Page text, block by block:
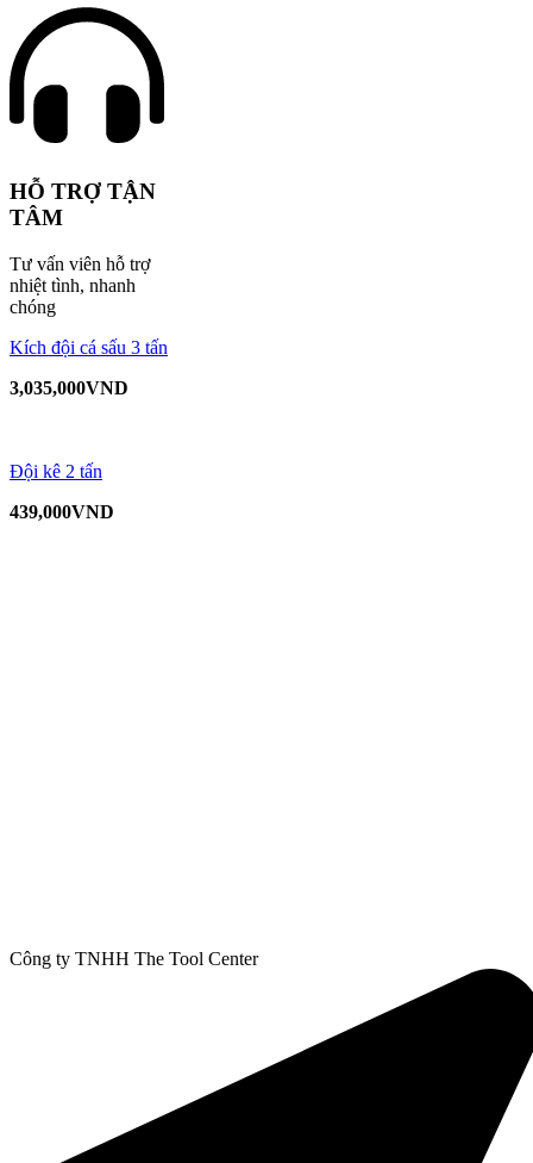
HỖ TRỢ TẬN
TÂM
Tư vấn viên hỗ trợ
nhiệt tình, nhanh
chóng
Kích đội cá sấu 3 tấn
3,035,000VND
Đội kê 2 tấn
439,000VND
Công ty TNHH The Tool Center